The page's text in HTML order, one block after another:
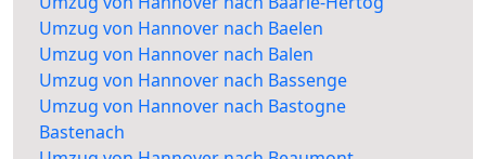
Umzug von Hannover nach Baelen
Umzug von Hannover nach Balen
Umzug von Hannover nach Bassenge
Umzug von Hannover nach Bastogne
Bastenach